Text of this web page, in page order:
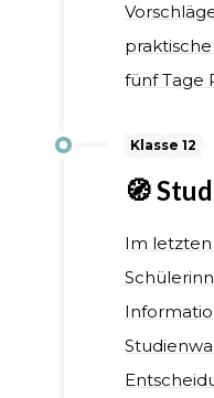
fünf Tage
Klasse 12
🧭
Im letzten